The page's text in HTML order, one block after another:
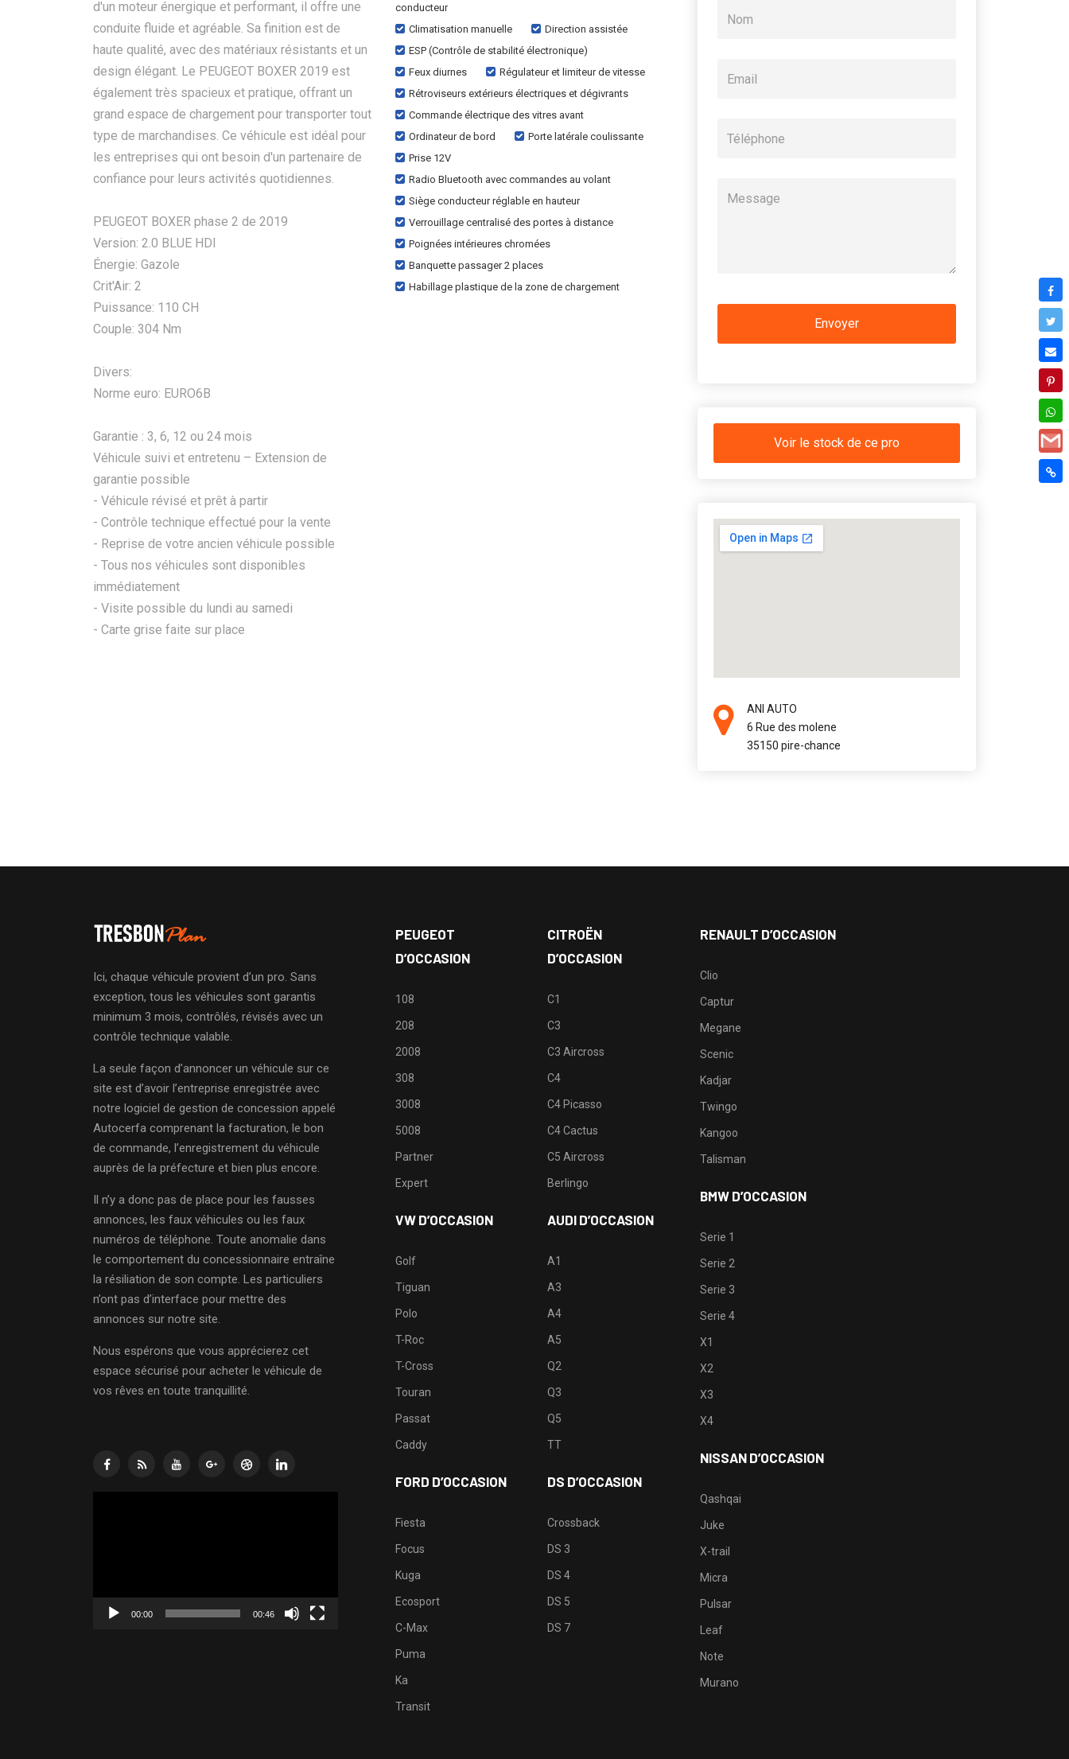
d'un moteur énergique et performant, il offre une
conduite fluide et agréable. Sa finition est de
haute qualité, avec des matériaux résistants et un
design élégant. Le PEUGEOT BOXER 2019 est
également très spacieux et pratique, offrant un
grand espace de chargement pour transporter tout
type de marchandises. Ce véhicule est idéal pour
les entreprises qui ont besoin d'un partenaire de
confiance pour leurs activités quotidiennes.
PEUGEOT BOXER phase 2 de 2019
Version: 2.0 BLUE HDI
Énergie: Gazole
Crit'Air: 2
Puissance: 110 CH
Couple: 304 Nm
Divers:
Norme euro: EURO6B
Garantie : 3, 6, 12 ou 24 mois
Véhicule suivi et entretenu – Extension de
garantie possible
- Véhicule révisé et prêt à partir
- Contrôle technique effectué pour la vente
- Reprise de votre ancien véhicule possible
- Tous nos véhicules sont disponibles
immédiatement
- Visite possible du lundi au samedi
- Carte grise faite sur place
conducteur
Climatisation manuelle
Direction assistée
ESP (Contrôle de stabilité électronique)
Feux diurnes
Régulateur et limiteur de vitesse
Rétroviseurs extérieurs électriques et dégivrants
Commande électrique des vitres avant
Ordinateur de bord
Porte latérale coulissante
Prise 12V
Radio Bluetooth avec commandes au volant
Siège conducteur réglable en hauteur
Verrouillage centralisé des portes à distance
Poignées intérieures chromées
Banquette passager 2 places
Habillage plastique de la zone de chargement
Voir le stock de ce pro
ANI AUTO
6 Rue des molene
35150 pire-chance
Ici, chaque véhicule provient d’un pro. Sans
exception, tous les véhicules sont garantis
minimum 3 mois, contrôlés, révisés avec un
contrôle technique valable.
La seule façon d’annoncer un véhicule sur ce
site est d’avoir l’entreprise enregistrée avec
notre logiciel de gestion de concession appelé
Autocerfa comprenant la facturation, le bon
de commande, l’enregistrement du véhicule
auprès de la préfecture et bien plus encore.
Il n’y a donc pas de place pour les fausses
annonces, les faux véhicules ou les faux
numéros de téléphone. Toute anomalie dans
le comportement du concessionnaire entraîne
la résiliation de son compte. Les particuliers
n’ont pas d’interface pour mettre des
annonces sur notre site.
Nous espérons que vous apprécierez cet
espace sécurisé pour acheter le véhicule de
vos rêves en toute tranquillité.
00:00 00:46
PEUGEOT
D’OCCASION
108
208
2008
308
3008
5008
Partner
Expert
VW D’OCCASION
Golf
Tiguan
Polo
T-Roc
T-Cross
Touran
Passat
Caddy
FORD D’OCCASION
Fiesta
Focus
Kuga
Ecosport
C-Max
Puma
Ka
Transit
CITROËN
D’OCCASION
C1
C3
C3 Aircross
C4
C4 Picasso
C4 Cactus
C5 Aircross
Berlingo
AUDI D’OCCASION
A1
A3
A4
A5
Q2
Q3
Q5
TT
DS D’OCCASION
Crossback
DS 3
DS 4
DS 5
DS 7
RENAULT D’OCCASION
Clio
Captur
Megane
Scenic
Kadjar
Twingo
Kangoo
Talisman
BMW D’OCCASION
Serie 1
Serie 2
Serie 3
Serie 4
X1
X2
X3
X4
NISSAN D’OCCASION
Qashqai
Juke
X-trail
Micra
Pulsar
Leaf
Note
Murano